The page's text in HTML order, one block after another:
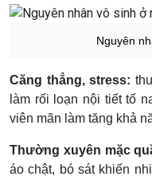
Nguyên
Căng thẳng, stress:
làm rối loạn nội tiết tố
viên mãn làm tăng khả
Thường xuyên mặc
áo chật, bó sát khiến